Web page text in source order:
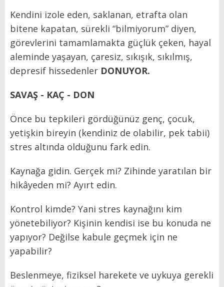
Kendini izole eden, saklanan, etrafta olan
bitene kapatan, sürekli “bilmiyorum” diyen,
görevlerini tamamlamakta güçlük çeken, hayal
aleminde yaşayan, çaresiz, sıkışık, sıkılmış,
depresif hissedenler DONUYOR.
SAVAŞ - KAÇ - DON
Önce bu tepkileri gördüğünüz genç, çocuk,
yetişkin bireyin (kendiniz de olabilir, pek tabii)
stres altında olduğunu fark edin.
Kaynağa gidin. Gerçek mi? Zihinde yaratılan bir
hikâyeden mi? Ayırt edin.
Kontrol kimde? Yani stres kaynağını kim
yönetebiliyor? Kişinin kendisi ise bu konuda ne
yapıyor? Değilse kabule geçmek için ne
yapabilir?
Beslenmeye, fiziksel harekete ve uykuya gerekli